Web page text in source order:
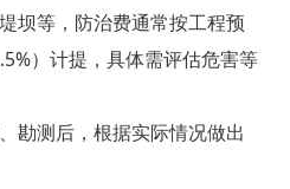
坝等，防治费通常按工程预
）计提，具体需评估危害等
勘测后，根据实际情况做出